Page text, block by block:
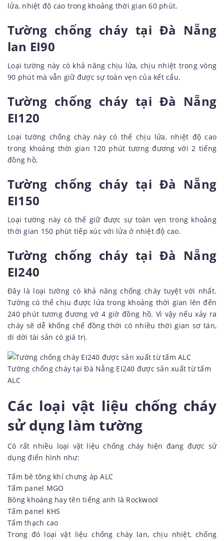
lửa, nhiệt độ cao trong khoảng thời gian 60 phút.
Tường chống cháy tại Đà Nẵng
lan EI90
Loại tường này có khả năng chịu lửa, chịu nhiệt trong vòng
90 phút mà vẫn giữ được sự toàn vẹn của kết cấu.
Tường chống cháy tại Đà Nẵng
EI120
Loại tường chống chày này có thể chịu lửa, nhiệt độ cao
trong khoảng thời gian 120 phút tương đương với 2 tiếng
đồng hồ.
Tường chống cháy tại Đà Nẵng
EI150
Loại tường này có thể giữ được sự toàn vẹn trong khoảng
thời gian 150 phút tiếp xúc với lửa ở nhiệt độ cao.
Tường chống cháy tại Đà Nẵng
EI240
Đây là loại tường có khả năng chống cháy tuyệt vời nhất.
Tường có thể chịu được lửa trong khoảng thời gian lên đến
240 phút tương đương vớ 4 giờ đồng hồ. Vì vậy nếu xảy ra
cháy sẽ dễ khống chế đồng thời có nhiều thời gian sơ tán,
di dời tài sản có giá trị.
Tường chống cháy tại Đà Nẵng EI240 được sản xuất từ tấm
ALC
Các loại vật liệu chống cháy
sử dụng làm tường
Có rất nhiều loại vật liệu chống cháy hiện đang được sử
dụng điển hình như:
Tấm bê tông khí chưng áp ALC
Tấm panel MGO
Bông khoáng hay tên tiếng anh là Rockwool
Tấm panel KHS
Tấm thạch cao
Trong đó loại vật liệu chống cháy lan, chịu nhiệt, chống